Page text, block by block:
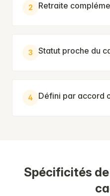
2 Retraite
3 Statut proche du
4 Défini par accord
Spécificités